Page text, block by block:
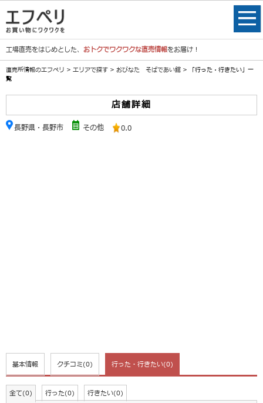
工場直売をはじめとした、 おトクでワクワクな直売情報をお届け！
直売所情報のエフペリ > エリアで探す > おびなた そばであい館 > 「行った・行きたい」一
覧
店舗詳細
長野県・長野市 その他 0.0
基本情報 クチコミ(0) 行った・行きたい(0)
全て(0) 行った(0) 行きたい(0)